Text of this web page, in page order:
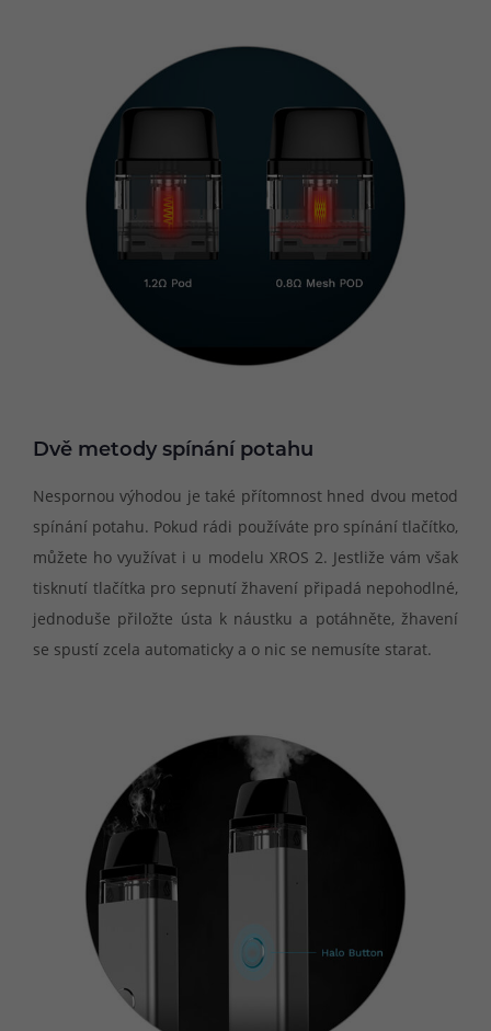
Dvě metody spínání potahu
Nespornou výhodou je také přítomnost hned dvou metod
spínání potahu. Pokud rádi používáte pro spínání tlačítko,
můžete ho využívat i u modelu XROS 2. Jestliže vám však
tisknutí tlačítka pro sepnutí žhavení připadá nepohodlné,
jednoduše přiložte ústa k náustku a potáhněte, žhavení
se spustí zcela automaticky a o nic se nemusíte starat.